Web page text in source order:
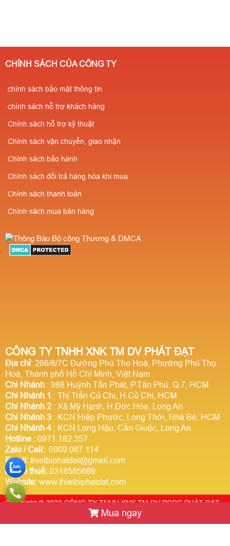
Mua ngay
CÔNG TY TNHH XNK TM DV PHÁT ĐẠT
Địa chỉ: 266/8/7C Đường Phú Thọ Hoà, Phường Phú Thọ
Hoà, Thành phố Hồ Chí Minh, Việt Nam
Chi Nhánh : 988 Huỳnh Tấn Phát, P.Tân Phú, Q.7, HCM
Chi Nhánh 1 : Thị Trấn Củ Chi, H.Củ Chi, HCM
Chi Nhánh 2 : Xã Mỹ Hạnh, H.Đức Hòa, Long An
Chi Nhánh 3 : KCN Hiệp Phước, Long Thới, Nhà Bè, HCM
Chi Nhánh 4 : KCN Long Hậu, Cần Giuộc, Long An
Hotline : 0971.182.357
Zalo / Call: 0909.087.114
Email: thietbiphatdat@gmail.com
Mã số thuế: 0318585689
Website: www.thietbiphatdat.com
CHÍNH SÁCH CỦA CÔNG TY
chính sách bảo mật thông tin
chính sách hỗ trợ khách hàng
Chính sách hỗ trợ kỹ thuật
Chính sách vận chuyển, giao nhận
Chính sách bảo hành
Chính sách đổi trả hàng hóa khi mua
Chính sách thanh toán
Chính sách mua bán hàng
Copyright © 2023 CÔNG TY TNHH XNK TM DV PCCC PHÁT ĐẠT.
Thiết kế website Webso.vn
Trực tuyến:2 Hôm nay:1463084 Tuần này:0